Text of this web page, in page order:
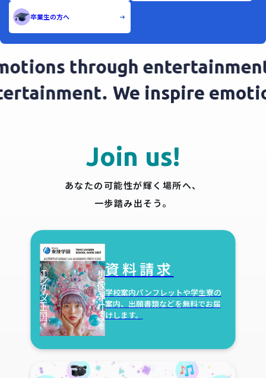
卒業生の方へ
through
We inspire
Join us!
あなたの可能性が輝く場所へ、
一歩踏み出そう。
資料請求
学校案内パンフレットや学生寮の
案内、出願書類などを無料でお届
けします。